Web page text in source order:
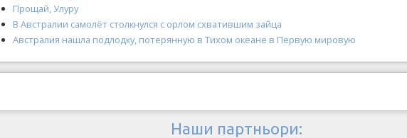
Прощай, Улуру
В Австралии самолёт столкнулся с орлом схватившим зайца
Австралия нашла подлодку, потерянную в Тихом океане в Первую мировую
Наши партньори: